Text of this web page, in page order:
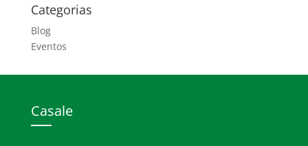
Categorias
Blog
Eventos
Casale